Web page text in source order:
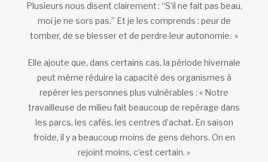
Plusieurs nous disent clairement : “S’il ne fait pas beau,
moi je ne sors pas.” Et je les comprends : peur de
tomber, de se blesser et de perdre leur autonomie. »
Elle ajoute que, dans certains cas, la période hivernale
peut même réduire la capacité des organismes à
repérer les personnes plus vulnérables : « Notre
travailleuse de milieu fait beaucoup de repérage dans
les parcs, les cafés, les centres d’achat. En saison
froide, il y a beaucoup moins de gens dehors. On en
rejoint moins, c’est certain. »